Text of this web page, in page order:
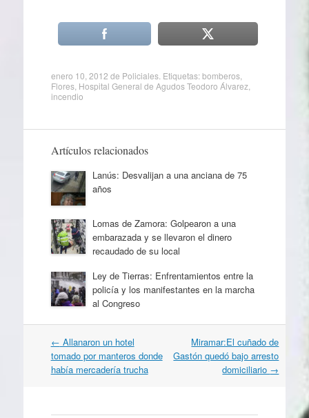
enero 10, 2012 de Policiales. Etiquetas:bomberos,
Flores, Hospital General de Agudos Teodoro Álvarez,
incendio
Artículos relacionados
Lanús: Desvalijan a una anciana de 75
años
Lomas de Zamora: Golpearon a una
embarazada y se llevaron el dinero
recaudado de su local
Ley de Tierras: Enfrentamientos entre la
policía y los manifestantes en la marcha
al Congreso
Navegación
por
artículos
← Allanaron un hotel
tomado por manteros donde
había mercadería trucha
Miramar:El cuñado de
Gastón quedó bajo arresto
domiciliario →